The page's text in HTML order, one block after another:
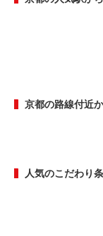
京都の路線付近
人気のこだわり